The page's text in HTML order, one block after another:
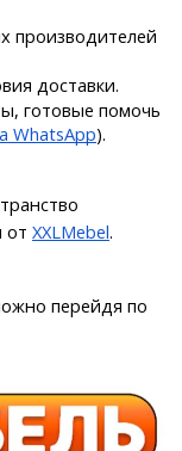
производителей
доставки.
готовые помочь
WhatsApp).
от XXLMebel.
перейдя по